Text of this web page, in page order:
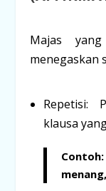
Majas
menegaskan
Repetisi:
klausa
Contoh: